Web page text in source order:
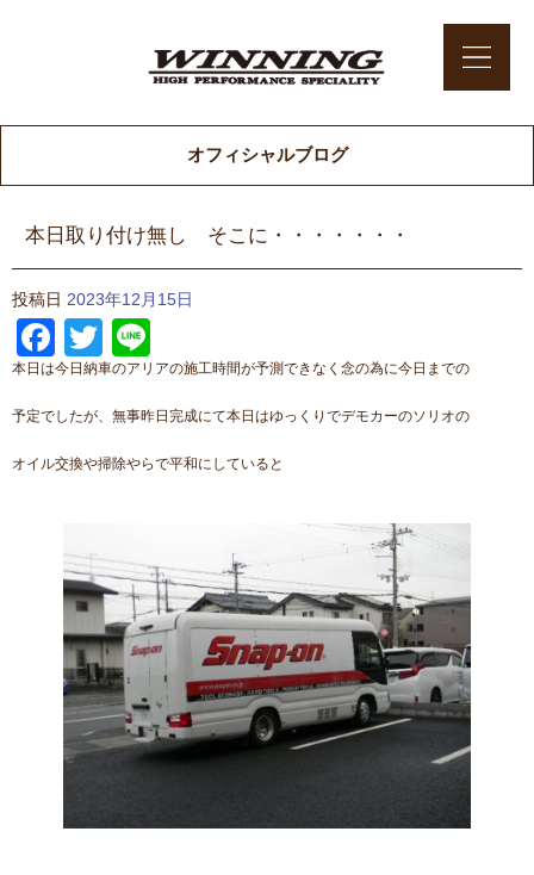
オフィシャルブログ
本日取り付け無し そこに・・・・・・・
投稿日 2023年12月15日
Facebook
Twitter
本日は今日納車のアリアの施工時間が予測できなく念の為に今日までの
予定でしたが、無事昨日完成にて本日はゆっくりでデモカーのソリオの
オイル交換や掃除やらで平和にしていると